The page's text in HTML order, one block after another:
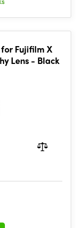
Fujifilm X
Lens - Black